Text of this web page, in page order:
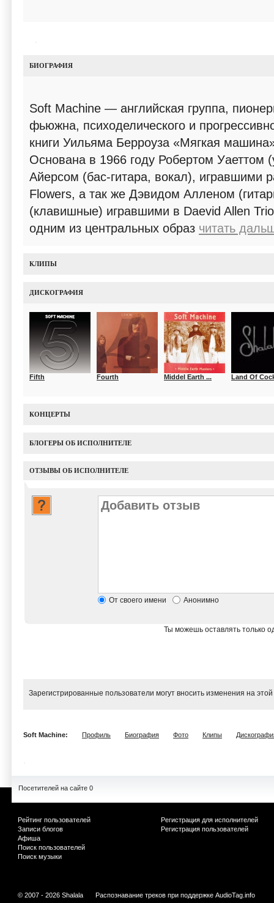
БИОГРАФИЯ
Soft Machine — английская группа,
фьюжна, психоделического и
книги Уильяма Берроуза «Мягкая
Основана в 1966 году Робертом Уаеттом
Айерсом (бас-гитара, вокал), игравшими
Flowers, а так же Дэвидом Алленом
(клавишные) игравшими в Daevid Allen
одним из центральных образ читать
КЛИПЫ
ДИСКОГРАФИЯ
Fifth Fourth Middel Earth ... Land Of
КОНЦЕРТЫ
БЛОГЕРЫ ОБ ИСПОЛНИТЕЛЕ
ОТЗЫВЫ ОБ ИСПОЛНИТЕЛЕ
От своего имени Анонимно
Ты можешь оставлять только
Зарегистрированные пользователи могут вносить изменения на
Soft Machine: Профиль Биография Фото Клипы
Посетителей на сайте 0
Рейтинг пользователей
Записи блогов
Афиша
Поиск пользователей
Поиск музыки
Регистрация для исполнителей
Регистрация пользователей
© 2007 - 2026 Shalala Распознавание треков при поддержке AudioTag.info